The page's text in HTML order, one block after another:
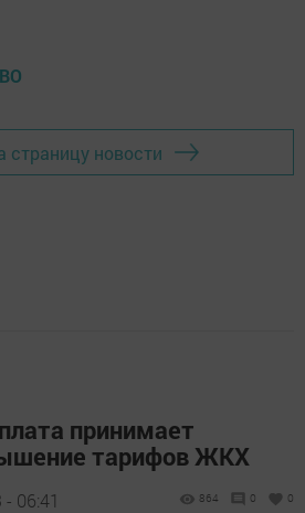
страницу новости
принимает
тарифов ЖКХ
06:41 864 0 0